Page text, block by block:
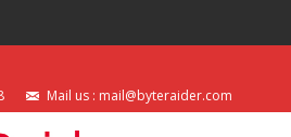
Mail us : mail@byteraider.com